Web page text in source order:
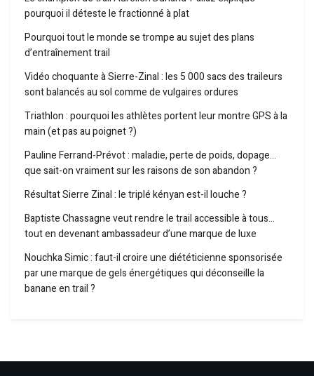
pourquoi il déteste le fractionné à plat
Pourquoi tout le monde se trompe au sujet des plans
d’entraînement trail
Vidéo choquante à Sierre-Zinal : les 5 000 sacs des traileurs
sont balancés au sol comme de vulgaires ordures
Triathlon : pourquoi les athlètes portent leur montre GPS à la
main (et pas au poignet ?)
Pauline Ferrand-Prévot : maladie, perte de poids, dopage…
que sait-on vraiment sur les raisons de son abandon ?
Résultat Sierre Zinal : le triplé kényan est-il louche ?
Baptiste Chassagne veut rendre le trail accessible à tous…
tout en devenant ambassadeur d’une marque de luxe
Nouchka Simic : faut-il croire une diététicienne sponsorisée
par une marque de gels énergétiques qui déconseille la
banane en trail ?